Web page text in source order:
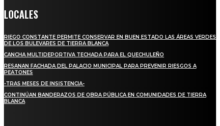
LOCALES
RIEGO CONSTANTE PERMITE CONSERVAR EN BUEN ESTADO LAS ÁREAS VERDES
DE LOS BULEVARES DE TIERRA BLANCA
CANCHA MULTIDEPORTIVA TECHADA PARA EL QUECHULEÑO
RESANAN FACHADA DEL PALACIO MUNICIPAL PARA PREVENIR RIESGOS A
PEATONES
-TRAS MESES DE INSISTENCIA-
CONTINÚAN BANDERAZOS DE OBRA PÚBLICA EN COMUNIDADES DE TIERRA
BLANCA